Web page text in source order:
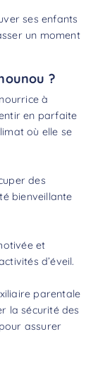
ses enfants
un moment
?
à
en parfaite
où elle se
des
bienveillante
et
d’éveil.
parentale
la sécurité des
assurer